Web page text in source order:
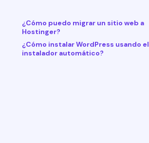
¿Cómo puedo migrar un sitio web a
Hostinger?
¿Cómo instalar WordPress usando el
instalador automático?